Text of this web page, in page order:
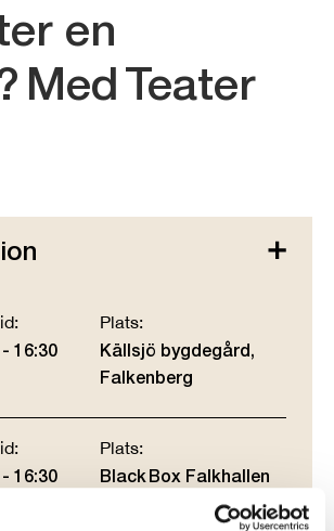
en
Med Teater
16:30
Plats:
Källsjö bygdegård,
Falkenberg
16:30
Plats:
Black Box Falkhallen